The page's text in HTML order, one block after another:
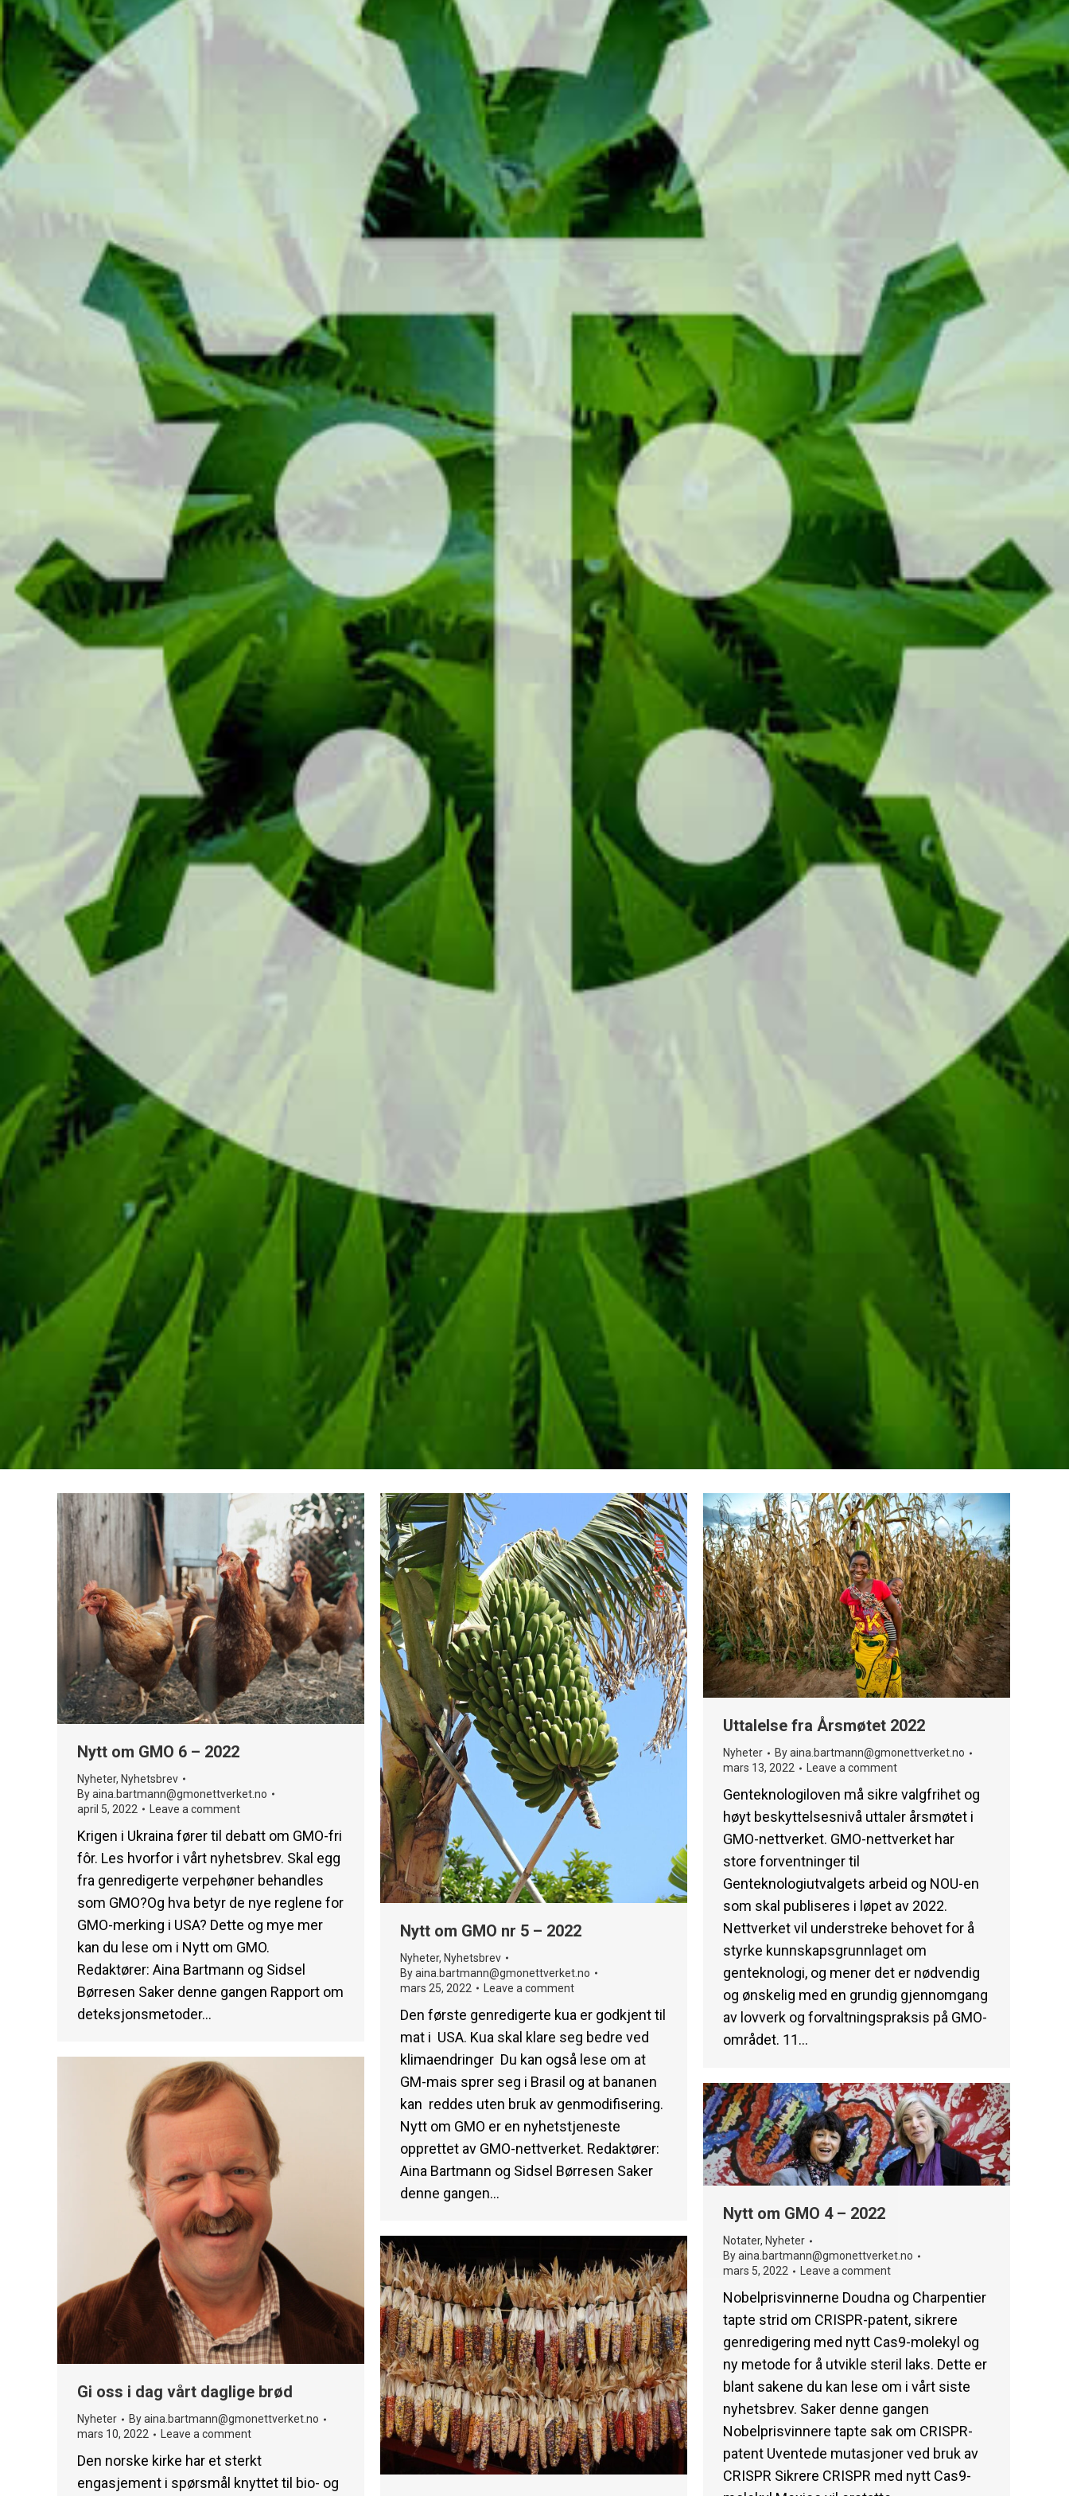
Nytt om GMO 6 – 2022
Nyheter, Nyhetsbrev
Byaina.bartmann@gmonettverket.no
april 5, 2022
Leave a comment
Krigen i Ukraina fører til debatt om GMO-fri
fôr. Les hvorfor i vårt nyhetsbrev. Skal egg
fra genredigerte verpehøner behandles
som GMO?Og hva betyr de nye reglene for
GMO-merking i USA? Dette og mye mer
kan du lese om i Nytt om GMO.
Redaktører: Aina Bartmann og Sidsel
Børresen Saker denne gangen Rapport om
deteksjonsmetoder…
Nytt om GMO nr 5 – 2022
Nyheter, Nyhetsbrev
Byaina.bartmann@gmonettverket.no
mars 25, 2022
Leave a comment
Den første genredigerte kua er godkjent til
mat i USA. Kua skal klare seg bedre ved
klimaendringer Du kan også lese om at
GM-mais sprer seg i Brasil og at bananen
kan reddes uten bruk av genmodifisering.
Nytt om GMO er en nyhetstjeneste
opprettet av GMO-nettverket. Redaktører:
Aina Bartmann og Sidsel Børresen Saker
denne gangen…
Uttalelse fra Årsmøtet 2022
Nyheter Byaina.bartmann@gmonettverket.no
mars 13, 2022
Leave a comment
Genteknologiloven må sikre valgfrihet og
høyt beskyttelsesnivå uttaler årsmøtet i
GMO-nettverket. GMO-nettverket har
store forventninger til
Genteknologiutvalgets arbeid og NOU-en
som skal publiseres i løpet av 2022.
Nettverket vil understreke behovet for å
styrke kunnskapsgrunnlaget om
genteknologi, og mener det er nødvendig
og ønskelig med en grundig gjennomgang
av lovverk og forvaltningspraksis på GMO-
området. 11…
Gi oss i dag vårt daglige brød
Nyheter Byaina.bartmann@gmonettverket.no
mars 10, 2022
Leave a comment
Den norske kirke har et sterkt
engasjement i spørsmål knyttet til bio- og
Nytt om GMO 4 – 2022
Notater, Nyheter
Byaina.bartmann@gmonettverket.no
mars 5, 2022
Leave a comment
Nobelprisvinnerne Doudna og Charpentier
tapte strid om CRISPR-patent, sikrere
genredigering med nytt Cas9-molekyl og
ny metode for å utvikle steril laks. Dette er
blant sakene du kan lese om i vårt siste
nyhetsbrev. Saker denne gangen
Nobelprisvinnere tapte sak om CRISPR-
patent Uventede mutasjoner ved bruk av
CRISPR Sikrere CRISPR med nytt Cas9-